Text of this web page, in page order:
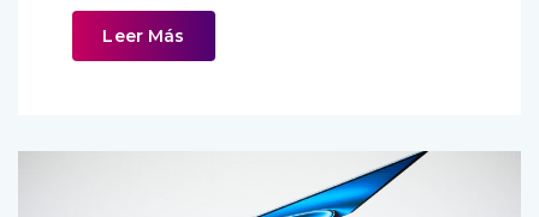
Leer Más